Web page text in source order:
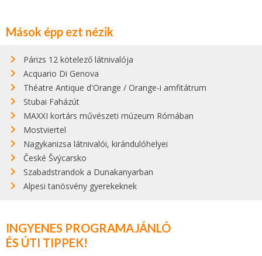
Mások épp ezt nézik
Párizs 12 kötelező látnivalója
Acquario Di Genova
Théatre Antique d'Orange / Orange-i amfitátrum
Stubai Faházút
MAXXI kortárs művészeti múzeum Rómában
Mostviertel
Nagykanizsa látnivalói, kirándulóhelyei
České Švýcarsko
Szabadstrandok a Dunakanyarban
Alpesi tanösvény gyerekeknek
INGYENES PROGRAMAJÁNLÓ
ÉS ÚTI TIPPEK!